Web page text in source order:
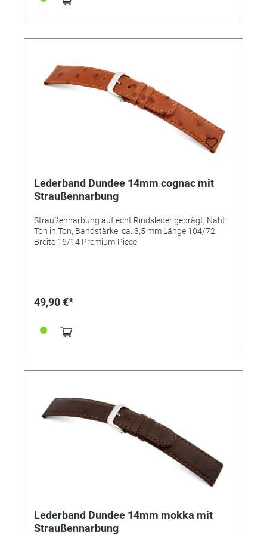
Lederband Dundee 14mm cognac mit
Straußennarbung
Straußennarbung auf echt Rindsleder geprägt, Naht:
Ton in Ton, Bandstärke: ca. 3,5 mm Länge 104/72
Breite 16/14 Premium-Piece
49,90 €*
Lederband Dundee 14mm mokka mit
Straußennarbung